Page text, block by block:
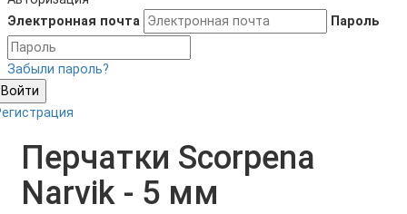
Электронная почта
Пароль
Забыли пароль?
Войти
Перчатки Scorpena
Narvik - 5 мм